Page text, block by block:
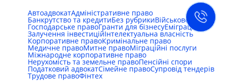
АвтоадвокатАдміністративне право
Банкрутство та кредитиБез рубрикиВійськове право
Господарське правоГранти для бізнесуЕміграція
Залучення інвестиційІнтелектуальна власність
Корпоративне правоКримінальне право
Медичне правоМитне правоМіграційні послуги
Міжнародне корпоративне право
Нерухомість та земельне правоПенсійні спори
Податковий адвокатСімейне правоСупровід тендерів
Трудове правоФінтех